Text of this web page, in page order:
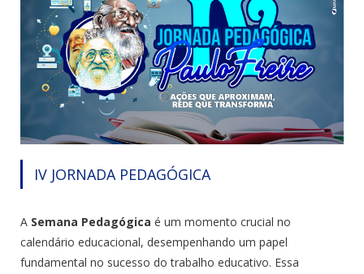
IV JORNADA PEDAGÓGICA
A Semana Pedagógica é um momento crucial no
calendário educacional, desempenhando um papel
fundamental no sucesso do trabalho educativo. Essa